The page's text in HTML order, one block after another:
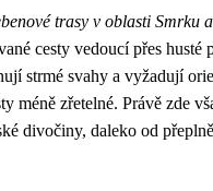
trasy v oblasti Smrku
cesty vedoucí přes husté
strmé svahy a vyžadují
méně zřetelné. Právě zde
divočiny, daleko od